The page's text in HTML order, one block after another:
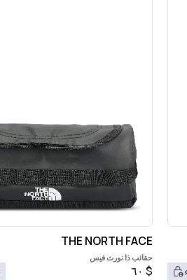
THE NORTH FACE
حقائب ذا نورث فيس
$ ٦٠